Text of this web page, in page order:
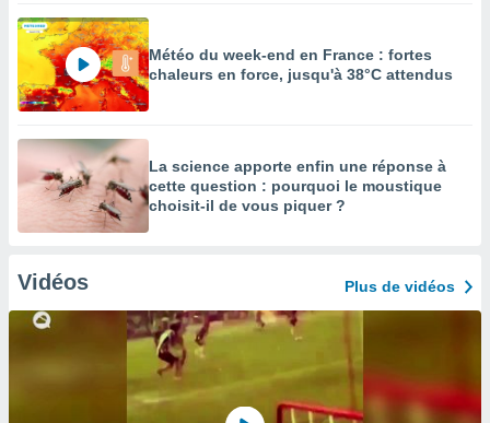
Météo du week-end en France : fortes
chaleurs en force, jusqu'à 38°C attendus
La science apporte enfin une réponse à
cette question : pourquoi le moustique
choisit-il de vous piquer ?
Vidéos Plus de vidéos